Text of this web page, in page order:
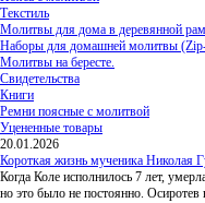
Текстиль
Молитвы для дома в деревянной
Наборы для домашней молитвы
Молитвы на бересте.
Свидетельства
Книги
Ремни поясные с молитвой
Уцененные товары
20.01.2026
Короткая жизнь мученика Николая
Когда Коле исполнилось 7 лет,
но это было не постоянно.